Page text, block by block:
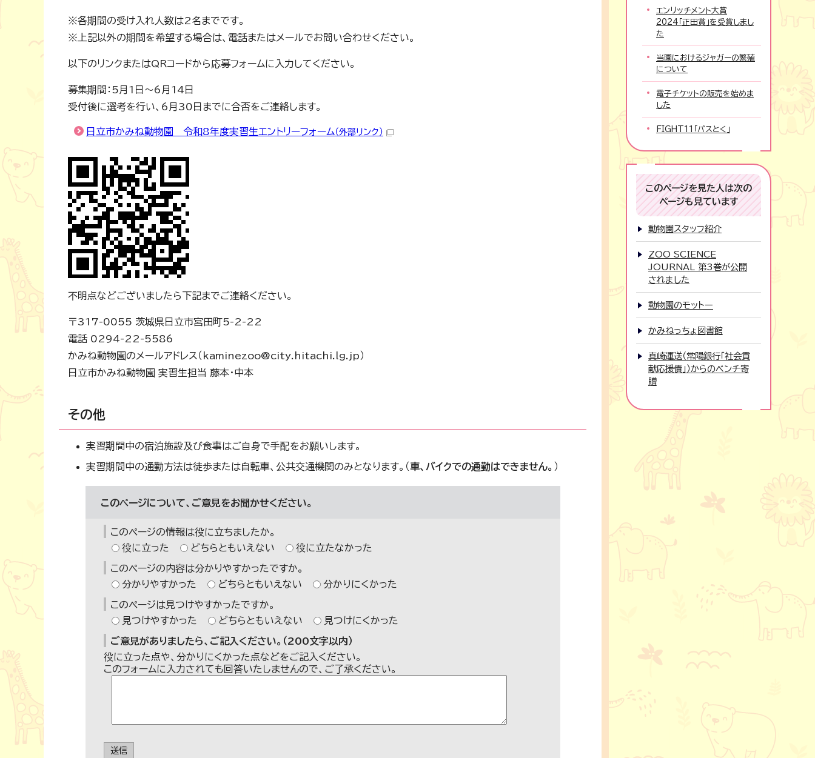
※各期間の受け入れ人数は2名までです。
※上記以外の期間を希望する場合は、電話またはメールでお問い合わせください。
以下のリンクまたはQRコードから応募フォームに入力してください。
募集期間：5月1日～6月14日
受付後に選考を行い、6月30日までに合否をご連絡します。
日立市かみね動物園 令和8年度実習生エントリーフォーム （外部リンク）
不明点などございましたら下記までご連絡ください。
〒317-0055 茨城県日立市宮田町5-2-22
電話 0294-22-5586
かみね動物園のメールアドレス（kaminezoo@city.hitachi.lg.jp）
日立市かみね動物園 実習生担当 藤本・中本
その他
実習期間中の宿泊施設及び食事はご自身で手配をお願いします。
実習期間中の通勤方法は徒歩または自転車、公共交通機関のみとなります。（車、バイクでの通勤はできません。 ）
このページについて、ご意見をお聞かせください。
このページの情報は役に立ちましたか。
役に立った
どちらともいえない 役に立たなかった
このページの内容は分かりやすかったですか。
分かりやすかった
どちらともいえない 分かりにくかった
このページは見つけやすかったですか。
見つけやすかった
どちらともいえない 見つけにくかった
ご意見がありましたら、ご記入ください。（200文字以内）
役に立った点や、分かりにくかった点などをご記入ください。
このフォームに入力されても回答いたしませんので、ご了承ください。
送信
エンリッチメント大賞
2024「正田賞」を受賞しまし
た
当園におけるジャガーの繁殖
について
電子チケットの販売を始めま
した
FIGHT11「パスとく」
このページを見た人は次の
ページも見ています
動物園スタッフ紹介
ZOO SCIENCE
JOURNAL 第3巻が公開
されました
動物園のモットー
かみねっちょ図書館
真崎運送（常陽銀行「社会貢
献応援債」）からのベンチ寄
贈